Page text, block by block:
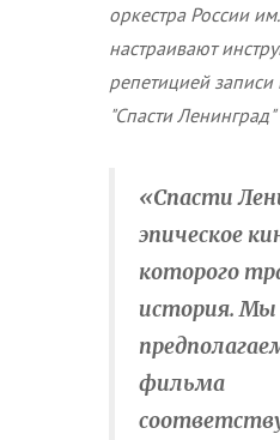
оркестра России
настраивают
репетицией
"Спасти Ленинград"
«Спасти
эпическое
которого
история. Мы
фильма